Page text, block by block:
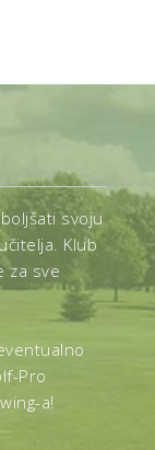
svoju
Klub
za sve
Pro
a!